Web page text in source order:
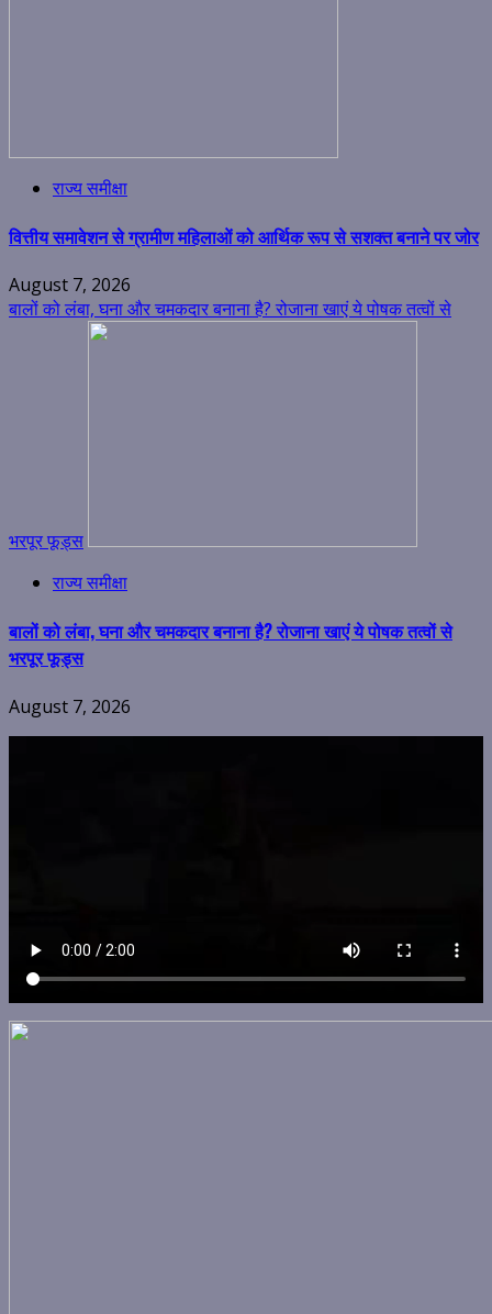
राज्य समीक्षा
वित्तीय समावेशन से ग्रामीण महिलाओं को आर्थिक रूप से सशक्त बनाने पर जोर
August 7, 2026
बालों को लंबा, घना और चमकदार बनाना है? रोजाना खाएं ये पोषक तत्वों से
भरपूर फूड्स
राज्य समीक्षा
बालों को लंबा, घना और चमकदार बनाना है? रोजाना खाएं ये पोषक तत्वों से
भरपूर फूड्स
August 7, 2026